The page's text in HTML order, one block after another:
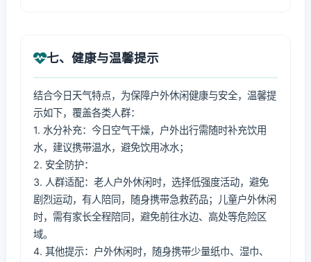
七、健康与温馨提示
结合今日天气特点，为保障户外休闲健康与安全，温馨提
示如下，覆盖各类人群：
1. 水分补充：今日空气干燥，户外出行需随时补充饮用
水，建议携带温水，避免饮用冰水；
2. 安全防护：
3. 人群适配：老人户外休闲时，选择低强度活动，避免
剧烈运动，有人陪同，随身携带急救药品；儿童户外休闲
时，需有家长全程陪同，避免前往水边、高处等危险区
域。
4. 其他提示：户外休闲时，随身携带少量纸巾、湿巾、